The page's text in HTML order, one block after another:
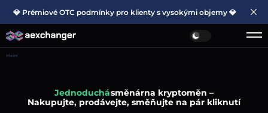
💎 Prémiové OTC podmínky pro klienty s vysokými objemy 💎
Hlavní
Jednoduchásměnárna kryptoměn –
Nakupujte, prodávejte, směňujte na pár kliknutí